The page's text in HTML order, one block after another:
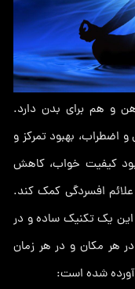
و هم برای بدن دارد.
بهبود تمرکز و
کیفیت خواب، کاهش
افسردگی کمک کند.
این یک تکنیک ساده و در
هر مکان و در هر زمان
آورده شده است: